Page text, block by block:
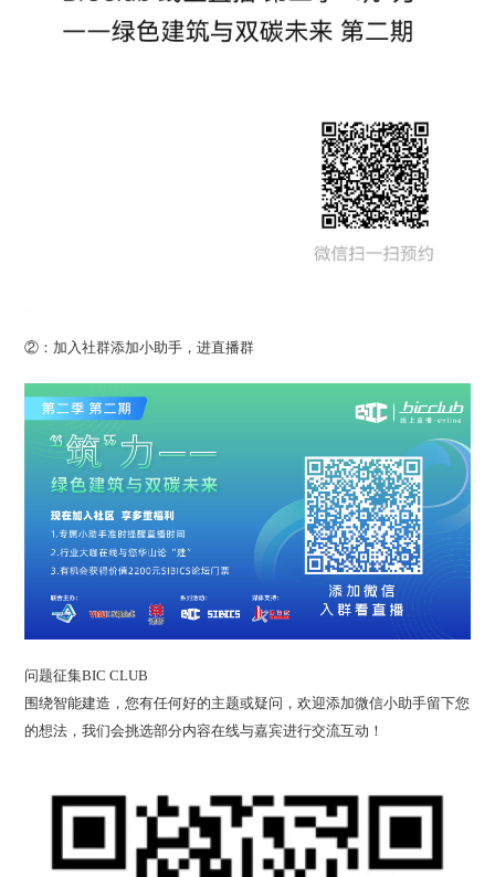
②：加入社群添加小助手，进直播群
问题征集BIC CLUB
围绕智能建造，您有任何好的主题或疑问，欢迎添加微信小助手留下您
的想法，我们会挑选部分内容在线与嘉宾进行交流互动！